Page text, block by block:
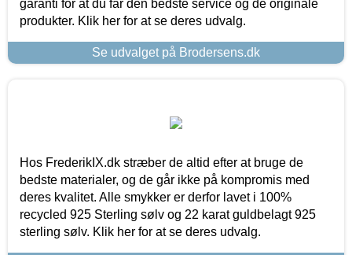
garanti for at du får den bedste service og de originale
produkter. Klik her for at se deres udvalg.
Se udvalget på Brodersens.dk
Hos FrederikIX.dk stræber de altid efter at bruge de
bedste materialer, og de går ikke på kompromis med
deres kvalitet. Alle smykker er derfor lavet i 100%
recycled 925 Sterling sølv og 22 karat guldbelagt 925
sterling sølv. Klik her for at se deres udvalg.